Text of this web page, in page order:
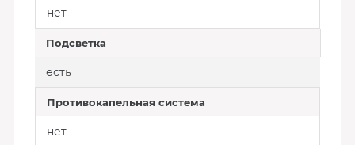
нет
Подсветка
есть
Противокапельная система
нет